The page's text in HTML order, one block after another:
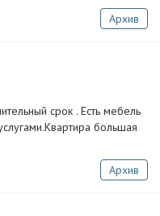
Архив
срок . Есть мебель
большая
Архив